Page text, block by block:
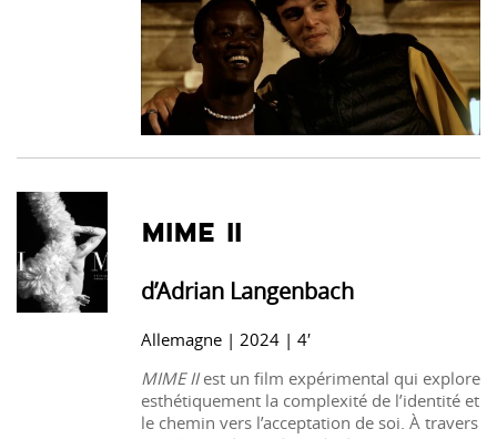
MIME II
d’Adrian Langenbach
Allemagne | 2024 | 4′
MIME IIest un film expérimental qui explore
esthétiquement la complexité de l’identité et
le chemin vers l’acceptation de soi. À travers